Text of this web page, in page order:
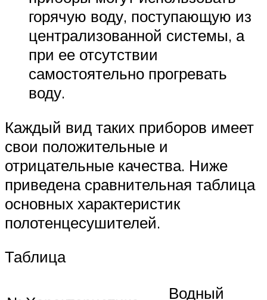
горячую воду, поступающую из
централизованной системы, а
при ее отсутствии
самостоятельно прогревать
воду.
Каждый вид таких приборов имеет
свои положительные и
отрицательные качества. Ниже
приведена сравнительная таблица
основных характеристик
полотенцесушителей.
Таблица
Водный